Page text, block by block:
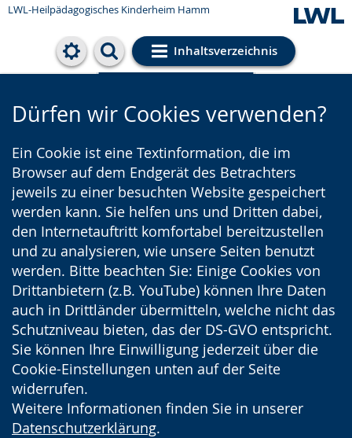
LWL-Heilpädagogisches Kinderheim Hamm
Inhaltsverzeichnis
Cookie-Einstellungen
Dürfen wir Cookies verwenden?
Ein Cookie ist eine Textinformation, die im
Browser auf dem Endgerät des Betrachters
jeweils zu einer besuchten Website gespeichert
werden kann. Sie helfen uns und Dritten dabei,
den Internetauftritt komfortabel bereitzustellen
und zu analysieren, wie unsere Seiten benutzt
werden. Bitte beachten Sie: Einige Cookies von
Drittanbietern (z.B. YouTube) können Ihre Daten
auch in Drittländer übermitteln, welche nicht das
Schutzniveau bieten, das der DS-GVO entspricht.
Sie können Ihre Einwilligung jederzeit über die
Cookie-Einstellungen unten auf der Seite
widerrufen.
Weitere Informationen finden Sie in unserer
Datenschutzerklärung.